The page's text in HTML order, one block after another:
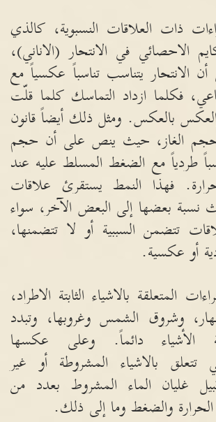
ذات العلاقات النسبوية، كالذي
الاحصائي في الانتحار (الاناني)،
يتناسب تناسباً عكسياً مع
فكلما ازداد التماسك كلما قلّت
بالعكس. ومثل ذلك أيضاً قانون
الغاز، حيث ينص على أن حجم
طردياً مع الضغط المسلط عليه عند
. فهذا النمط يستقرئ علاقات
بعضها إلى البعض الآخر، سواء
تتضمن السببية أو لا تتضمنها،
أو عكسية.
المتعلقة بالاشياء الثابتة الاطراد،
وشروق الشمس وغروبها، وتبدد
الأشياء دائماً.وعلى عكسها
تتعلق بالاشياء المشروطة أو غير
غليان الماء المشروط بعدد من
والضغط وما إلى ذلك.